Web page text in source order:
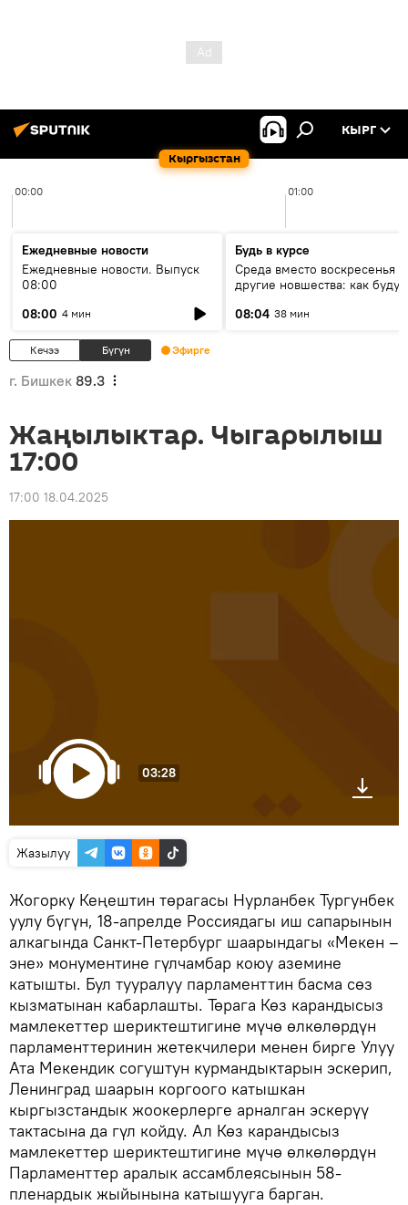
Кыргызстан
КЫРГ
00:00 01:00
Ежедневные новости
Ежедневные новости. Выпуск
08:00
08:00 4 мин
Будь в курсе
Среда вместо воскресенья и
другие новшества: как будут
08:04 38 мин
Кечээ Бүгүн Эфирге
г. Бишкек 89.3
Жаңылыктар. Чыгарылыш
17:00
17:00 18.04.2025
03:28
Жазылуу
Жогорку Кеңештин төрагасы Нурланбек Тургунбек
уулу бүгүн, 18-апрелде Россиядагы иш сапарынын
алкагында Санкт-Петербург шаарындагы «Мекен –
эне» монументине гүлчамбар коюу аземине
катышты. Бул тууралуу парламенттин басма сөз
кызматынан кабарлашты. Төрага Көз карандысыз
мамлекеттер шериктештигине мүчө өлкөлөрдүн
парламенттеринин жетекчилери менен бирге Улуу
Ата Мекендик согуштун курмандыктарын эскерип,
Ленинград шаарын коргоого катышкан
кыргызстандык жоокерлерге арналган эскерүү
тактасына да гүл койду. Ал Көз карандысыз
мамлекеттер шериктештигине мүчө өлкөлөрдүн
Парламенттер аралык ассамблеясынын 58-
пленардык жыйынына катышууга барган.